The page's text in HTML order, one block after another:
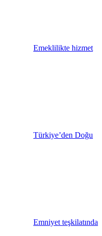
Emeklilikte hizmet
Türkiye’den Doğu
Emniyet teşkilatında